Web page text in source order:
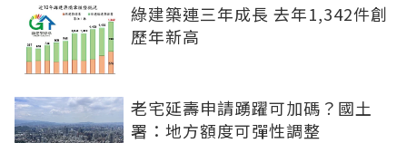
綠建築連三年成長 去年1,342件創
歷年新高
老宅延壽申請踴躍可加碼？國土
署：地方額度可彈性調整